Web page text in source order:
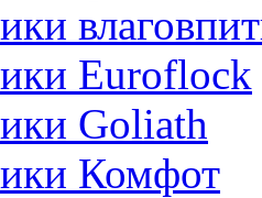
Euroflock
Goliath
Комфот